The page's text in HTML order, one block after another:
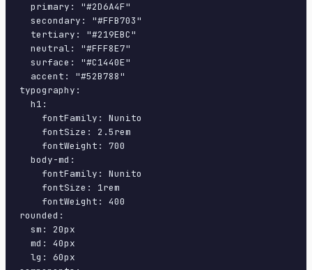
  primary: "#2D6A4F"
  secondary: "#FFB703"
  tertiary: "#219EBC"
  neutral: "#FFF8E7"
  surface: "#C1440E"
  accent: "#52B788"
typography:
  h1:
    fontFamily: Nunito
    fontSize: 2.5rem
    fontWeight: 700
  body-md:
    fontFamily: Nunito
    fontSize: 1rem
    fontWeight: 400
rounded:
  sm: 20px
  md: 40px
  lg: 60px